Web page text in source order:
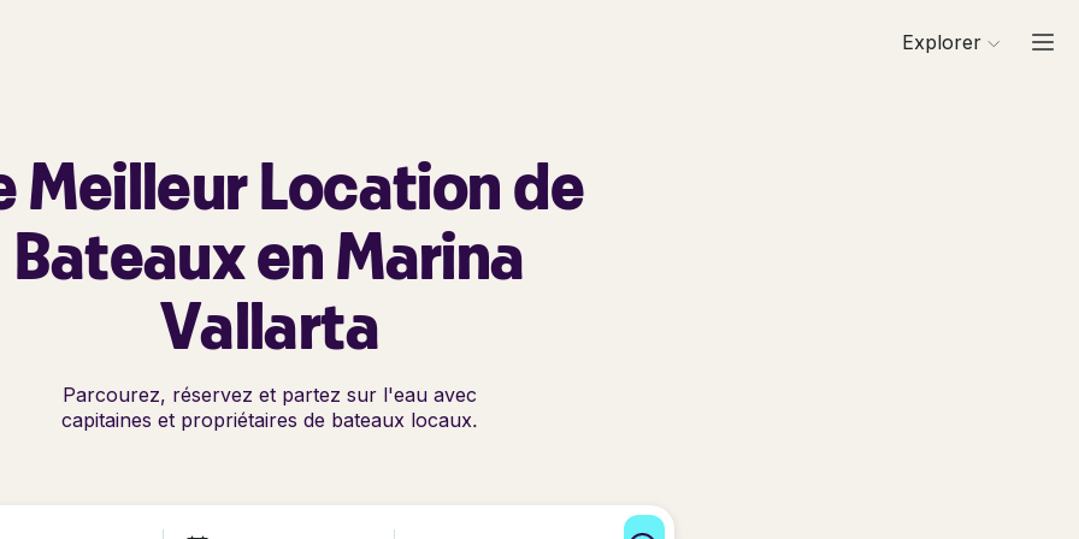
Explorer
Meilleur Location de
Bateaux en Marina
Vallarta
Parcourez, réservez et partez sur l'eau avec
capitaines et propriétaires de bateaux locaux.